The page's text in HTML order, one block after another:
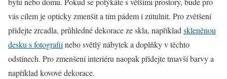
vás cílem je opticky zmenšit a tím pádem i zútulnit. Pro zvětšení
přidejte zrcadla, průhledné dekorace ze skla, například skleněnou
desku s fotografiínebo světlý nábytek a doplňky v těchto
odstínech. Pro zmenšení interiéru naopak přidejte tmavší barvy a
například kovové dekorace.